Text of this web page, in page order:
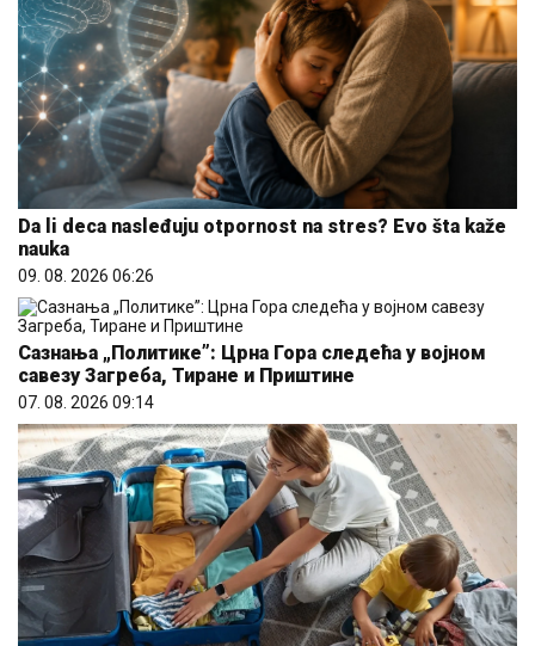
Da li deca nasleđuju otpornost na stres? Evo šta kaže
nauka
09. 08. 2026 06:26
Сазнања „Политике”: Црна Гора следећа у војном
савезу Загреба, Тиране и Приштине
07. 08. 2026 09:14